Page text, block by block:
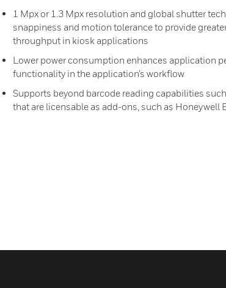
1 Mpx or 1.3 Mpx resolution and global shutter
snappiness and motion tolerance to provide
throughput in kiosk applications
Lower power consumption enhances application
functionality in the application’s workflow
Supports beyond barcode reading capabilities
that are licensable as add-ons, such as Honeywell